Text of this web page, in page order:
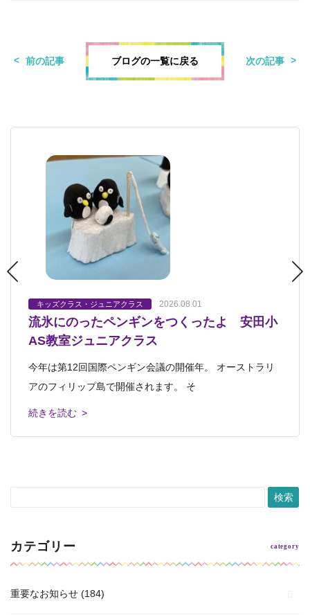
前の記事 ブログの一覧に戻る 次の記事
キッズクラス・ジュニアクラス 2026.08.01
流氷にのったペンギンをつくったよ 安田小
AS教室ジュニアクラス
今年は第12回国際ペンギン会議の開催年。 オーストラリ
アのフィリップ島で開催されます。 そ
続きを読む >
キッズクラス・ジュニアクラス 2026.07.23
「静物画」完成！ 安田小AS教室ジュニア
クラス
安田小アフタースクール教室ジュニアクラス 今回は3回完
結プログラム「静物画」の仕上げでした
続きを読む >
キッズクラス・ジュニアクラス 2026.07.18
「オーパーツ」 安田小AS教室キッズクラ
ス
安田小アフタースクール教室キッズ２年生クラス 本日の
レッスンタイトルは「オーパーツ」 オー
続きを読む >
キッズクラス・ジュニアクラス 2026.07.17
静物画 安佐南教室ジュニアクラス
こんにちは、齊藤です。 先日ブログに載せた、安佐南木
曜ジュニアクラスで制作した静物画レッス
続きを読む >
キッズクラス・ジュニアクラス 2026.07.12
静物画 安田小AS教室ジュニアクラス
安田小アフタースクール教室ジュニアクラス ３週連続
で静物画に取り組んでいます。 &nbs
続きを読む >
カテゴリー
重要なお知らせ (184)